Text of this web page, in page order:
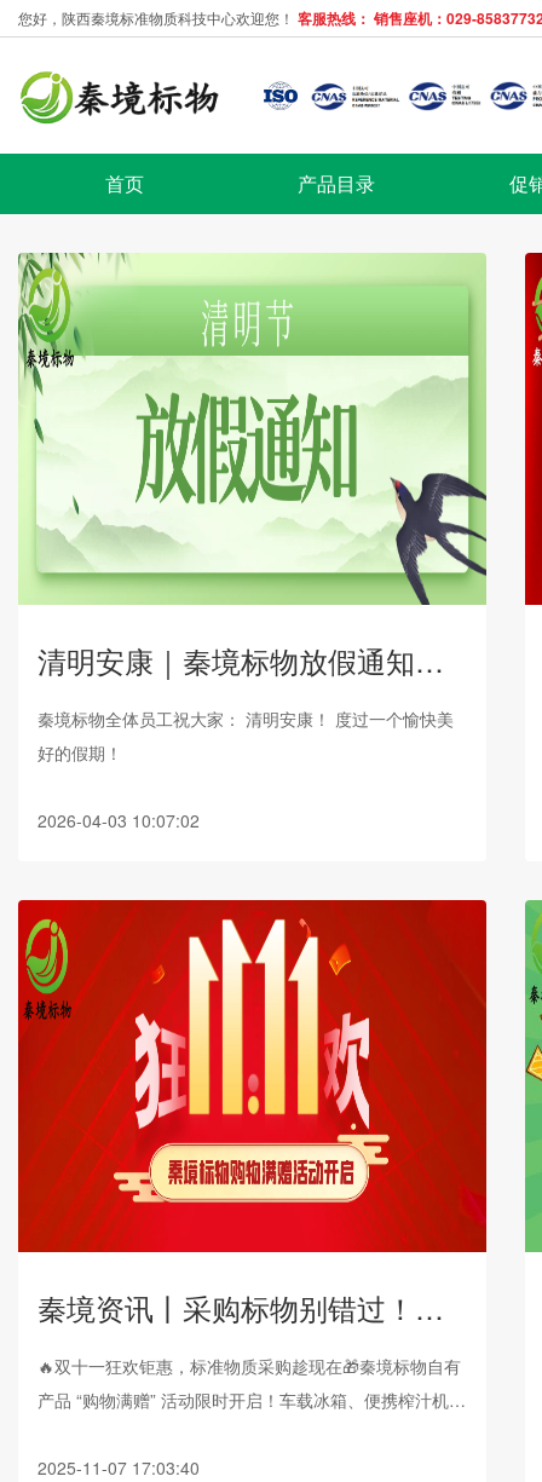
您好，陕西秦境标准物质科技中心欢迎您！ 客服热线： 销售座机：029-
首页 产品目录 促
清明安康｜秦境标物放假通知，请查收！
秦境标物全体员工祝大家： 清明安康！ 度过一个愉快美
好的假期！
2026-04-03 10:07:02
秦境资讯丨采购标物别错过！秦境标物双十一自有产品满赠开启，这些实用好礼免费拿！
🔥双十一狂欢钜惠，标准物质采购趁现在🎁秦境标物自有
产品 “购物满赠” 活动限时开启！车载冰箱、便携榨汁机、
接抱回家，手慢无！
2025-11-07 17:03:40